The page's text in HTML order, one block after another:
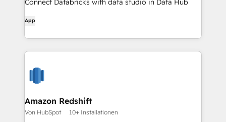
Connect Databricks with data studio in Data Hub
App
Amazon Redshift
Von HubSpot 10+ Installationen